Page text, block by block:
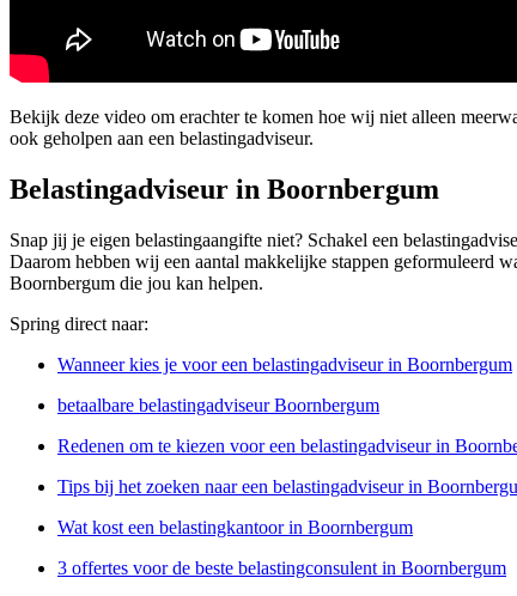
Bekijk deze video om erachter te komen hoe wij niet alleen
ook geholpen aan een belastingadviseur.
Belastingadviseur in Boornbergum
Snap jij je eigen belastingaangifte niet? Schakel een
Daarom hebben wij een aantal makkelijke stappen geformuleerd
Boornbergum die jou kan helpen.
Spring direct naar:
Wanneer kies je voor een belastingadviseur in Boornbergum
betaalbare belastingadviseur Boornbergum
Redenen om te kiezen voor een belastingadviseur in
Tips bij het zoeken naar een belastingadviseur in
Wat kost een belastingkantoor in Boornbergum
3 offertes voor de beste belastingconsulent in Boornbergum